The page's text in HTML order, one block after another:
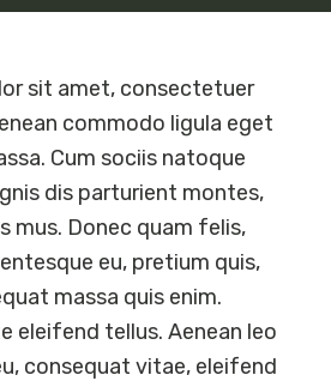
sit amet, consectetuer
commodo ligula eget
Cum sociis natoque
dis parturient montes,
mus. Donec quam felis,
eu, pretium quis,
massa quis enim.
eleifend tellus. Aenean leo
consequat vitae, eleifend